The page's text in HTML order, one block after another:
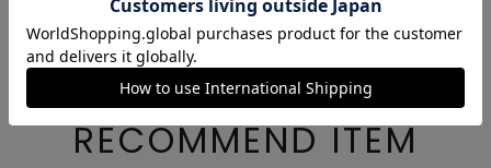
ご注文後のキャンセル・変更について
RECOMMEND ITEM